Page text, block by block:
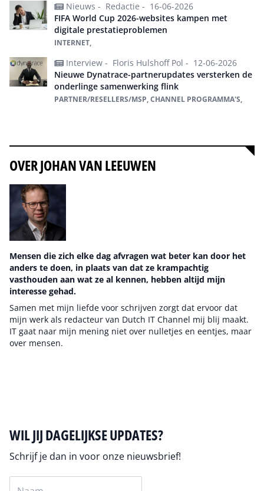
Nieuws - Redactie - 16-06-2026
FIFA World Cup 2026-websites kampen met
digitale prestatieproblemen
INTERNET,
Interview - Floris Hulshoff Pol - 12-06-2026
Nieuwe Dynatrace-partnerupdates versterken de
onderlinge samenwerking flink
PARTNER/RESELLERS/MSP, CHANNEL PROGRAMMA'S,
OVER JOHAN VAN LEEUWEN
Mensen die zich elke dag afvragen wat beter kan door het
anders te doen, in plaats van dat ze krampachtig
vasthouden aan wat ze al kennen, hebben altijd mijn
interesse gehad.
Samen met mijn liefde voor schrijven zorgt dat ervoor dat
mijn werk als redacteur van Dutch IT Channel mij blij maakt.
IT gaat naar mijn mening niet over nulletjes en eentjes, maar
over mensen.
WIL JIJ DAGELIJKSE UPDATES?
Schrijf je dan in voor onze nieuwsbrief!